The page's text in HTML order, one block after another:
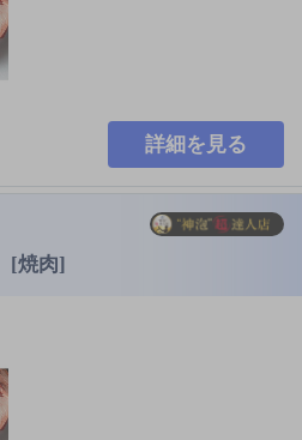
詳細を見る
[焼肉]